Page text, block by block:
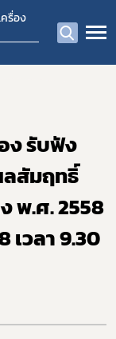
รื่อง
ง รับฟัง
ลสัมฤทธิ์
พ.ศ. 2558
เวลา 9.30